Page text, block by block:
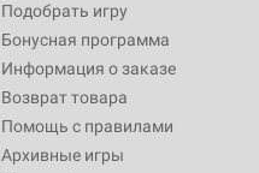
Подобрать игру
Бонусная программа
Информация о заказе
Возврат товара
Помощь с правилами
Архивные игры